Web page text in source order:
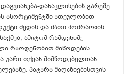
დანაკლისების გარეშე.
ასორტიმენტში ათეულობით
შედის და მათი მოძრაობის
ამიტომ რამდენიმე
რაოდენობით მიწოდების
უარი თქვან მიმწოდებელთან
პატარა მაღაზიებისთვის